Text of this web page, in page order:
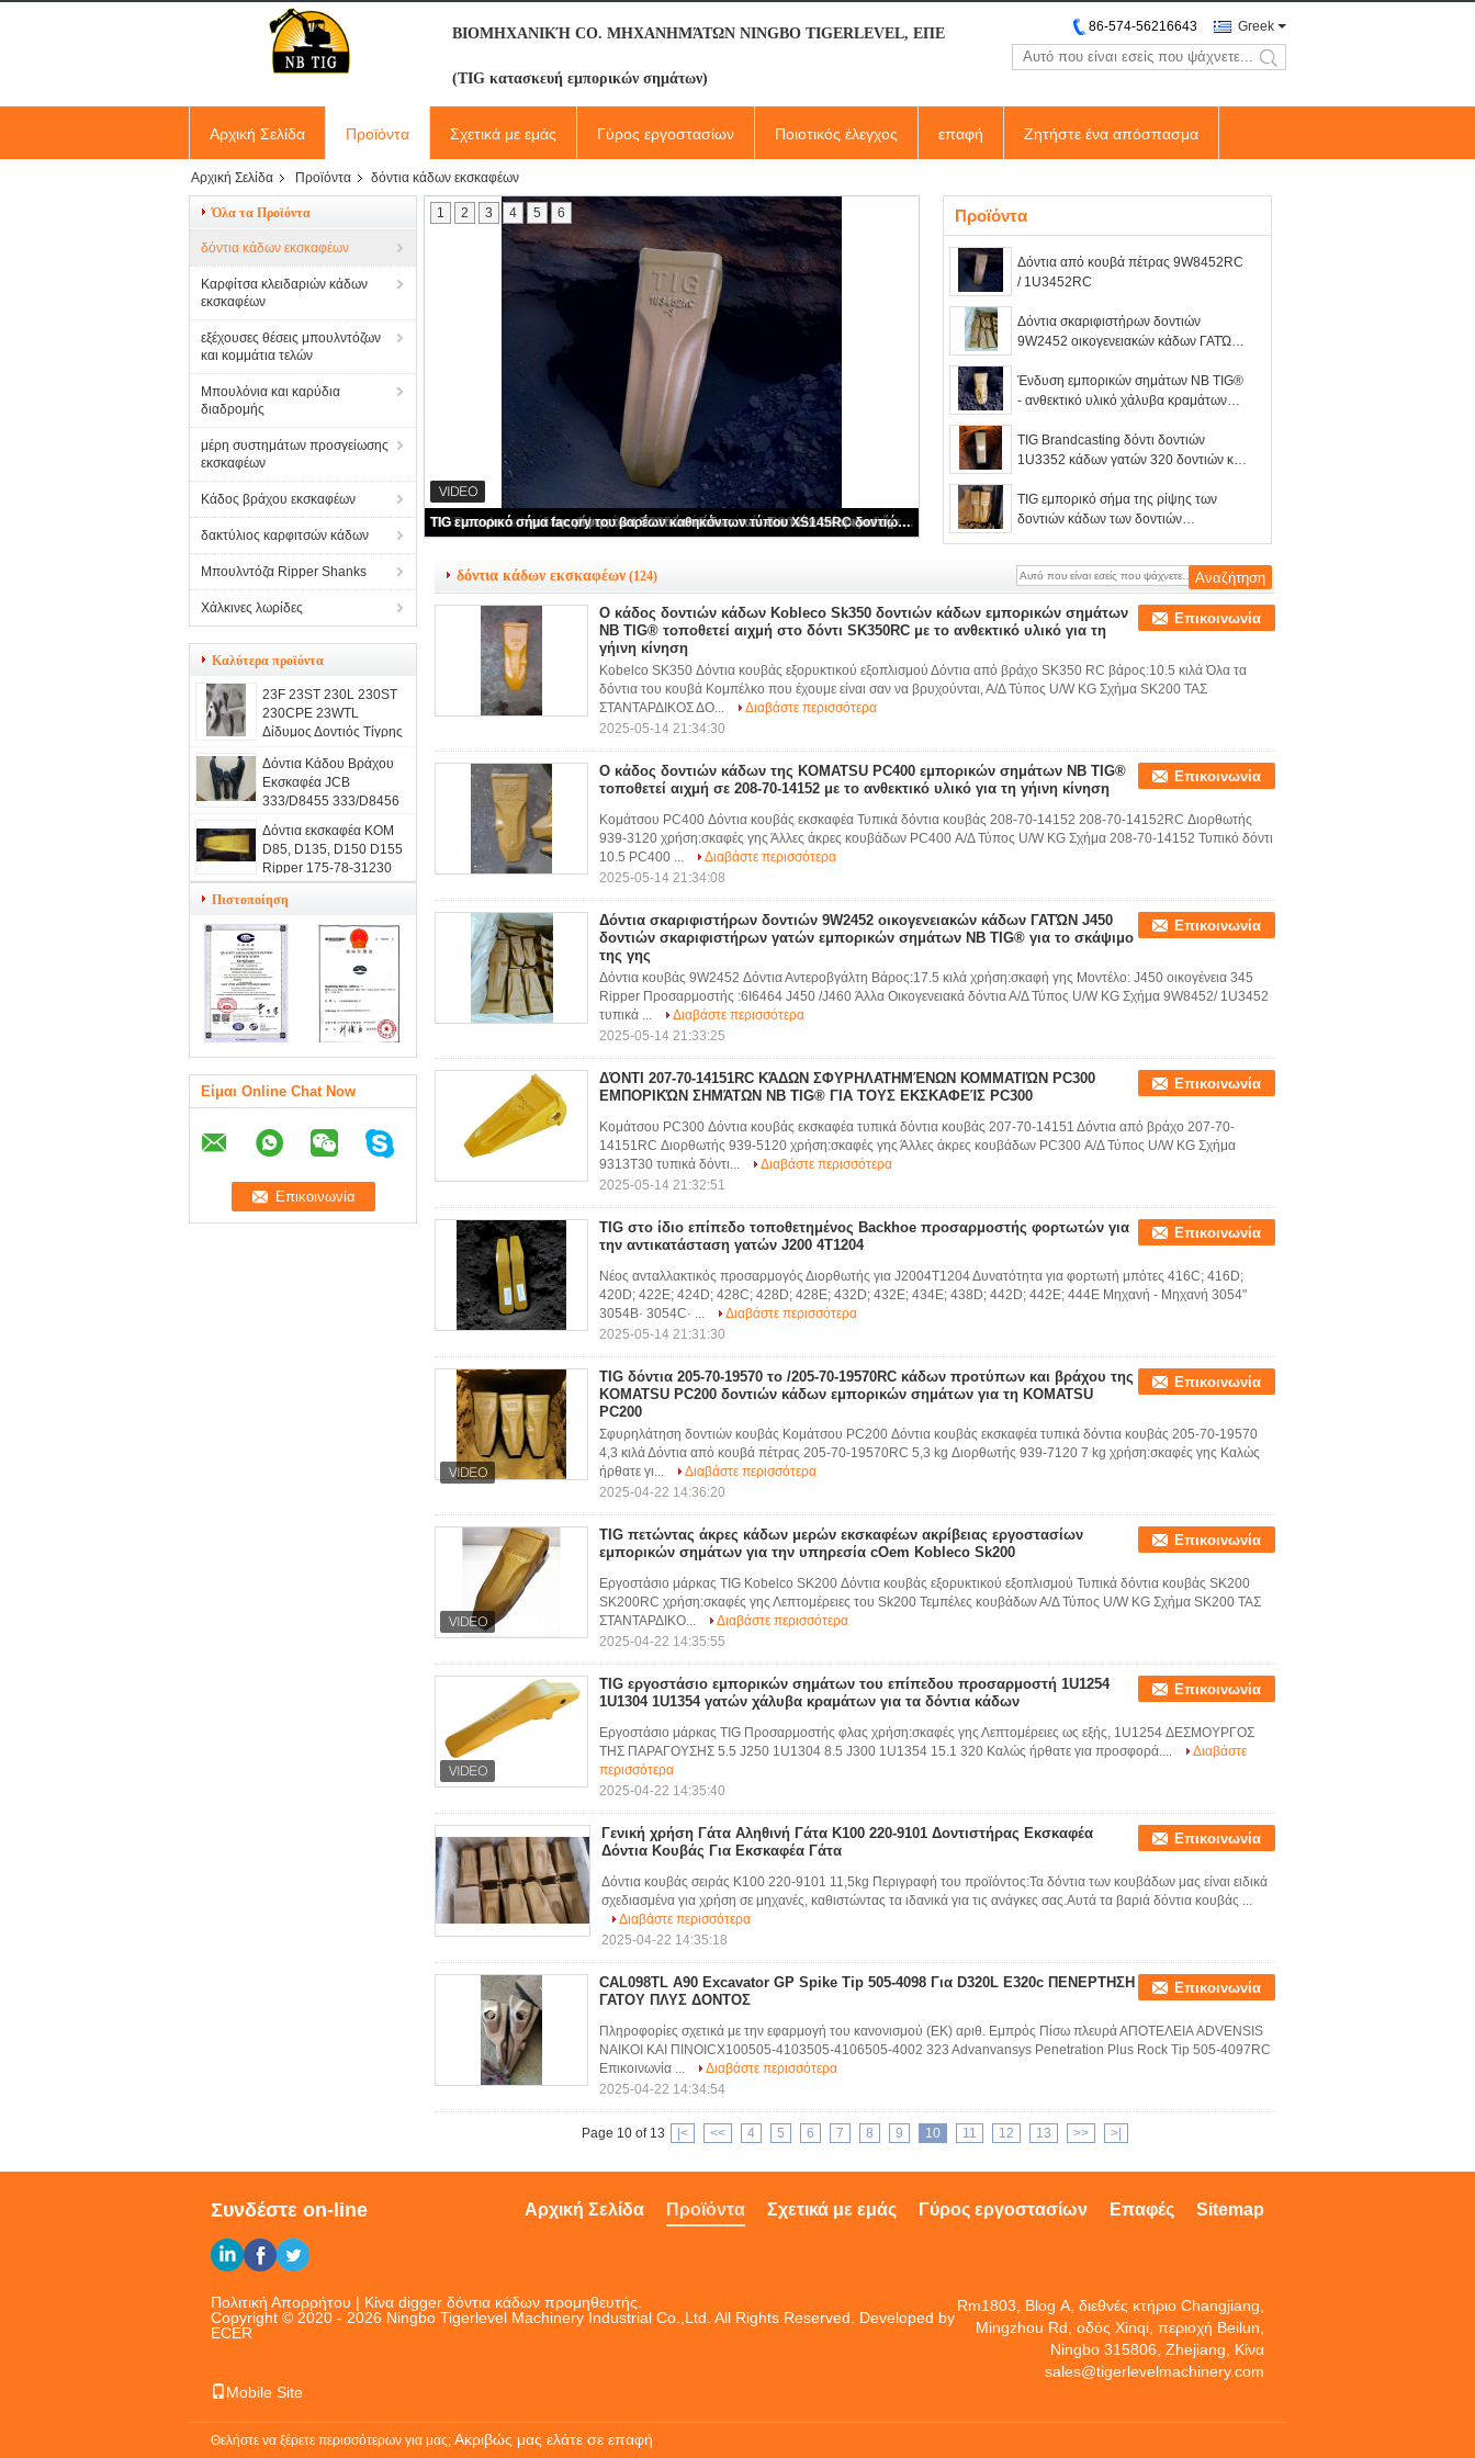
ΒΙΟΜΗΧΑΝΙΚΉ CO. ΜΗΧΑΝΗΜΆΤΩΝ NINGBO TIGERLEVEL, ΕΠΕ
(TIG κατασκευή εμπορικών σημάτων)
Greek
86-574-56216643
search
Αρχική Σελίδα Προϊόντα Σχετικά με εμάς Γύρος εργοστασίων Ποιοτικός έλεγχος επαφή Ζητήστε ένα απόσπασμα
Αρχική Σελίδα Προϊόντα δόντια κάδων εκσκαφέων
Όλα τα Προϊόντα
δόντια κάδων εκσκαφέων
Καρφίτσα κλειδαριών κάδων
εκσκαφέων
εξέχουσες θέσεις μπουλντόζων
και κομμάτια τελών
Μπουλόνια και καρύδια
διαδρομής
μέρη συστημάτων προσγείωσης
εκσκαφέων
Κάδος βράχου εκσκαφέων
δακτύλιος καρφιτσών κάδων
Μπουλντόζα Ripper Shanks
Χάλκινες λωρίδες
Καλύτερα προϊόντα
23F 23ST 230L 230ST
230CPE 23WTL
Δίδυμος Δοντιός Τίγρης
Δόντια Κάδου Βράχου
Εκσκαφέα JCB
333/D8455 333/D8456
Δοντιού
Δόντια εκσκαφέα KOM
D85, D135, D150 D155
Ripper 175-78-31230
Πιστοποίηση
Είμαι Online Chat Now
Δόντια από κουβά πέτρας 9W8452RC / 1U3452RC
1 2 3 4 5 6 Προϊόντα
Δόντια από κουβά πέτρας 9W8452RC
/ 1U3452RC
Δόντια σκαριφιστήρων δοντιών
9W2452 οικογενειακών κάδων ΓΑΤΏΝ
εμπορικών σημάτων NB TIG® για το
σκάψιμο της γης
Ένδυση εμπορικών σημάτων NB TIG®
- ανθεκτικό υλικό χάλυβα κραμάτων
FC350
TIG Brandcasting δόντι δοντιών
1U3352 κάδων γατών 320 δοντιών και
320 J350 με το χάλυβα άνθρακα
TIG εμπορικό σήμα της ρίψης των
δοντιών κάδων των δοντιών
δόντια κάδων εκσκαφέων (124)
Ο κάδος δοντιών κάδων Kobleco Sk350 δοντιών κάδων εμπορικών σημάτων
NB TIG® τοποθετεί αιχμή στο δόντι SK350RC με το ανθεκτικό υλικό για τη
γήινη κίνηση
Επικοινωνία
Kobelco SK350 Δόντια κουβάς εξορυκτικού εξοπλισμού Δόντια από βράχο SK350 RC βάρος:10.5 κιλά Όλα τα
δόντια του κουβά Κομπέλκο που έχουμε είναι σαν να βρυχούνται, Α/Δ Τύπος U/W KG Σχήμα SK200 ΤΑΣ
ΣΤΑΝΤΑΡΔΙΚΟΣ ΔΟ...
Διαβάστε περισσότερα
2025-05-14 21:34:30
Ο κάδος δοντιών κάδων της KOMATSU PC400 εμπορικών σημάτων NB TIG®
τοποθετεί αιχμή σε 208-70-14152 με το ανθεκτικό υλικό για τη γήινη κίνηση
Επικοινωνία
Κομάτσου PC400 Δόντια κουβάς εκσκαφέα Τυπικά δόντια κουβάς 208-70-14152 208-70-14152RC Διορθωτής
939-3120 χρήση:σκαφές γης Άλλες άκρες κουβάδων PC400 Α/Δ Τύπος U/W KG Σχήμα 208-70-14152 Τυπικό δόντι
10.5 PC400 ...
Διαβάστε περισσότερα
2025-05-14 21:34:08
Δόντια σκαριφιστήρων δοντιών 9W2452 οικογενειακών κάδων ΓΑΤΏΝ J450
δοντιών σκαριφιστήρων γατών εμπορικών σημάτων NB TIG® για το σκάψιμο
της γης
Επικοινωνία
Δόντια κουβάς 9W2452 Δόντια Αντεροβγάλτη Βάρος:17.5 κιλά χρήση:σκαφή γης Μοντέλο: J450 οικογένεια 345
Ripper Προσαρμοστής :6I6464 J450 /J460 Άλλα Οικογενειακά δόντια Α/Δ Τύπος U/W KG Σχήμα 9W8452/ 1U3452
τυπικά ...
Διαβάστε περισσότερα
2025-05-14 21:33:25
ΔΌΝΤΙ 207-70-14151RC ΚΆΔΩΝ ΣΦΥΡΗΛΑΤΗΜΈΝΩΝ ΚΟΜΜΑΤΙΏΝ PC300
ΕΜΠΟΡΙΚΏΝ ΣΗΜΆΤΩΝ NB TIG® ΓΙΑ ΤΟΥΣ ΕΚΣΚΑΦΕΊΣ PC300
Επικοινωνία
Κομάτσου PC300 Δόντια κουβάς εκσκαφέα τυπικά δόντια κουβάς 207-70-14151 Δόντια από βράχο 207-70-
14151RC Διορθωτής 939-5120 χρήση:σκαφές γης Άλλες άκρες κουβάδων PC300 Α/Δ Τύπος U/W KG Σχήμα
9313T30 τυπικά δόντι...
Διαβάστε περισσότερα
2025-05-14 21:32:51
TIG στο ίδιο επίπεδο τοποθετημένος Backhoe προσαρμοστής φορτωτών για
την αντικατάσταση γατών J200 4T1204
Επικοινωνία
Νέος ανταλλακτικός προσαρμογός Διορθωτής για J2004Τ1204 Δυνατότητα για φορτωτή μπότες 416C; 416D;
420D; 422E; 424D; 428C; 428D; 428E; 432D; 432E; 434E; 438D; 442D; 442E; 444E Μηχανή - Μηχανή 3054"
3054Β· 3054C· ...
Διαβάστε περισσότερα
2025-05-14 21:31:30
TIG δόντια 205-70-19570 το /205-70-19570RC κάδων προτύπων και βράχου της
KOMATSU PC200 δοντιών κάδων εμπορικών σημάτων για τη KOMATSU
PC200
Επικοινωνία
Σφυρηλάτηση δοντιών κουβάς Κομάτσου PC200 Δόντια κουβάς εκσκαφέα τυπικά δόντια κουβάς 205-70-19570
4,3 κιλά Δόντια από κουβά πέτρας 205-70-19570RC 5,3 kg Διορθωτής 939-7120 7 kg χρήση:σκαφές γης Καλώς
ήρθατε γι...
Διαβάστε περισσότερα
2025-04-22 14:36:20
TIG πετώντας άκρες κάδων μερών εκσκαφέων ακρίβειας εργοστασίων
εμπορικών σημάτων για την υπηρεσία cOem Kobleco Sk200
Επικοινωνία
Εργοστάσιο μάρκας TIG Kobelco SK200 Δόντια κουβάς εξορυκτικού εξοπλισμού Τυπικά δόντια κουβάς SK200
SK200RC χρήση:σκαφές γης Λεπτομέρειες του Sk200 Τεμπέλες κουβάδων Α/Δ Τύπος U/W KG Σχήμα SK200 ΤΑΣ
ΣΤΑΝΤΑΡΔΙΚΟ...
Διαβάστε περισσότερα
2025-04-22 14:35:55
TIG εργοστάσιο εμπορικών σημάτων του επίπεδου προσαρμοστή 1U1254
1U1304 1U1354 γατών χάλυβα κραμάτων για τα δόντια κάδων
Επικοινωνία
Εργοστάσιο μάρκας TIG Προσαρμοστής φλας χρήση:σκαφές γης Λεπτομέρειες ως εξής, 1U1254 ΔΕΣΜΟΥΡΓΟΣ
ΤΗΣ ΠΑΡΑΓΟΥΣΗΣ 5.5 J250 1U1304 8.5 J300 1U1354 15.1 320 Καλώς ήρθατε για προσφορά....
Διαβάστε
περισσότερα
2025-04-22 14:35:40
Γενική χρήση Γάτα Αληθινή Γάτα K100 220-9101 Δοντιστήρας Εκσκαφέα
Δόντια Κουβάς Για Εκσκαφέα Γάτα
Επικοινωνία
Δόντια κουβάς σειράς Κ100 220-9101 11,5kg Περιγραφή του προϊόντος:Τα δόντια των κουβάδων μας είναι ειδικά
σχεδιασμένα για χρήση σε μηχανές, καθιστώντας τα ιδανικά για τις ανάγκες σας.Αυτά τα βαριά δόντια κουβάς ...
Διαβάστε περισσότερα
2025-04-22 14:35:18
CAL098TL A90 Excavator GP Spike Tip 505-4098 Για D320L E320c ΠΕΝΕΡΤΗΣΗ
ΓΑΤΟΥ ΠΛΥΣ ΔΟΝΤΟΣ
Επικοινωνία
Πληροφορίες σχετικά με την εφαρμογή του κανονισμού (ΕΚ) αριθ. Εμπρός Πίσω πλευρά ΑΠΟΤΕΛΕΙΑ ADVENSIS
ΝΑΙΚΟΙ ΚΑΙ ΠΙΝΟΙCX100505-4103505-4106505-4002 323 Advanvansys Penetration Plus Rock Tip 505-4097RC
Επικοινωνία ...
Διαβάστε περισσότερα
2025-04-22 14:34:54
Page 10 of 13 |< << 4 5 6 7 8 9 10 11 12 13 >> >|
Συνδέστε on-line Sitemap
Επαφές
Γύρος εργοστασίων
Σχετικά με εμάς
Προϊόντα
Αρχική Σελίδα
Πολιτική Απορρήτου | Κίνα digger δόντια κάδων προμηθευτής.
Copyright © 2020 - 2026 Ningbo Tigerlevel Machinery Industrial Co.,Ltd. All Rights Reserved. Developed by
ECER
Rm1803, Blog Α, διεθνές κτήριο Changjiang,
Mingzhou Rd, οδός Xinqi, περιοχή Beilun,
Ningbo 315806, Zhejiang, Κίνα
sales@tigerlevelmachinery.com
Mobile Site
Θελήστε να ξέρετε περισσότερων για μας; Ακριβώς μας ελάτε σε επαφή